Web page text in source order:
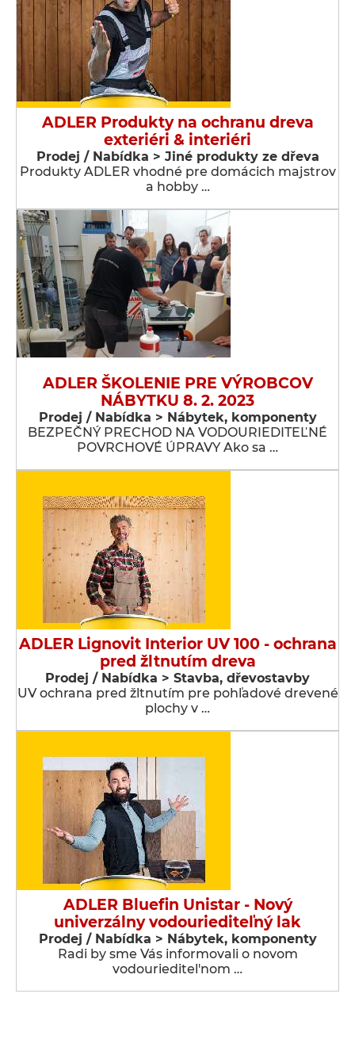
ADLER Produkty na ochranu dreva
exteriéri & interiéri
Prodej / Nabídka > Jiné produkty ze dřeva
Produkty ADLER vhodné pre domácich majstrov
a hobby …
ADLER ŠKOLENIE PRE VÝROBCOV
NÁBYTKU 8. 2. 2023
Prodej / Nabídka > Nábytek, komponenty
BEZPEČNÝ PRECHOD NA VODOURIEDITEĽNÉ
POVRCHOVÉ ÚPRAVY Ako sa …
ADLER Lignovit Interior UV 100 - ochrana
pred žltnutím dreva
Prodej / Nabídka > Stavba, dřevostavby
UV ochrana pred žltnutím pre pohľadové drevené
plochy v …
ADLER Bluefin Unistar - Nový
univerzálny vodouriediteľný lak
Prodej / Nabídka > Nábytek, komponenty
Radi by sme Vás informovali o novom
vodourieditel'nom …